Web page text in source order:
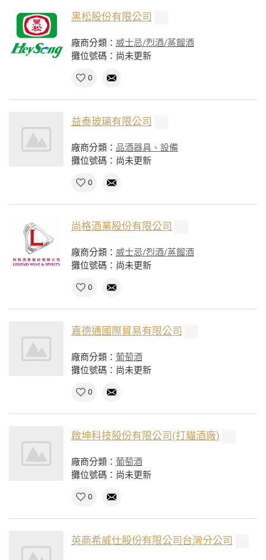
黑松股份有限公司
廠商分類： 威士忌/烈酒/蒸餾酒
攤位號碼：尚未更新
0
益泰玻璃有限公司
廠商分類： 品酒器具、設備
攤位號碼：尚未更新
0
尚格酒業股份有限公司
廠商分類： 威士忌/烈酒/蒸餾酒
攤位號碼：尚未更新
0
嘉德通國際貿易有限公司
廠商分類： 葡萄酒
攤位號碼：尚未更新
0
啟坤科技股份有限公司(打貓酒廠)
廠商分類： 葡萄酒
攤位號碼：尚未更新
0
英商希威仕股份有限公司台灣分公司